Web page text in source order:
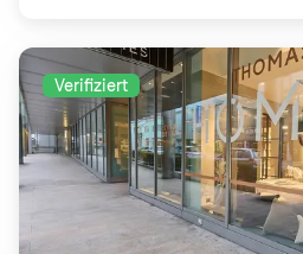
Verifiziert